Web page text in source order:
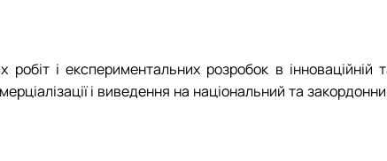
і експериментальних розробок в інноваційній
і виведення на національний та